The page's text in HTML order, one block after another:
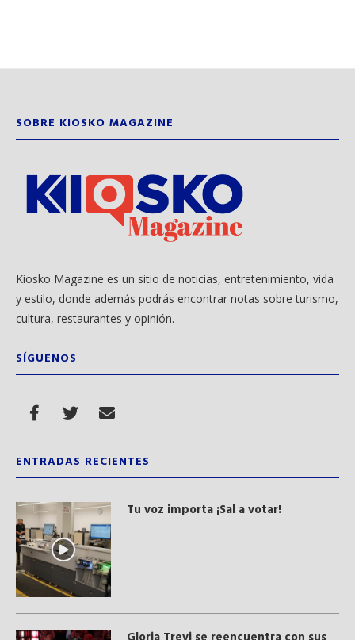
SOBRE KIOSKO MAGAZINE
Kiosko Magazine es un sitio de noticias, entretenimiento, vida
y estilo, donde además podrás encontrar notas sobre turismo,
cultura, restaurantes y opinión.
SÍGUENOS
ENTRADAS RECIENTES
Tu voz importa ¡Sal a votar!